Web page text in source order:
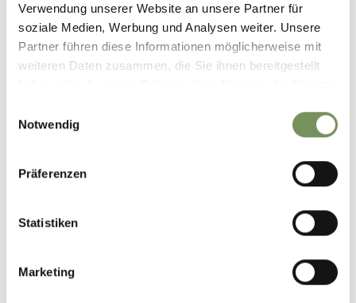
Verwendung unserer Website an unsere Partner für
soziale Medien, Werbung und Analysen weiter. Unsere
Partner führen diese Informationen möglicherweise mit
weiteren Daten zusammen, die Sie ihnen bereitgestellt
Notwendig
Präferenzen
Statistiken
Marketing
KNEIPP WATER THERAPY
ULTENTAL VALLEY